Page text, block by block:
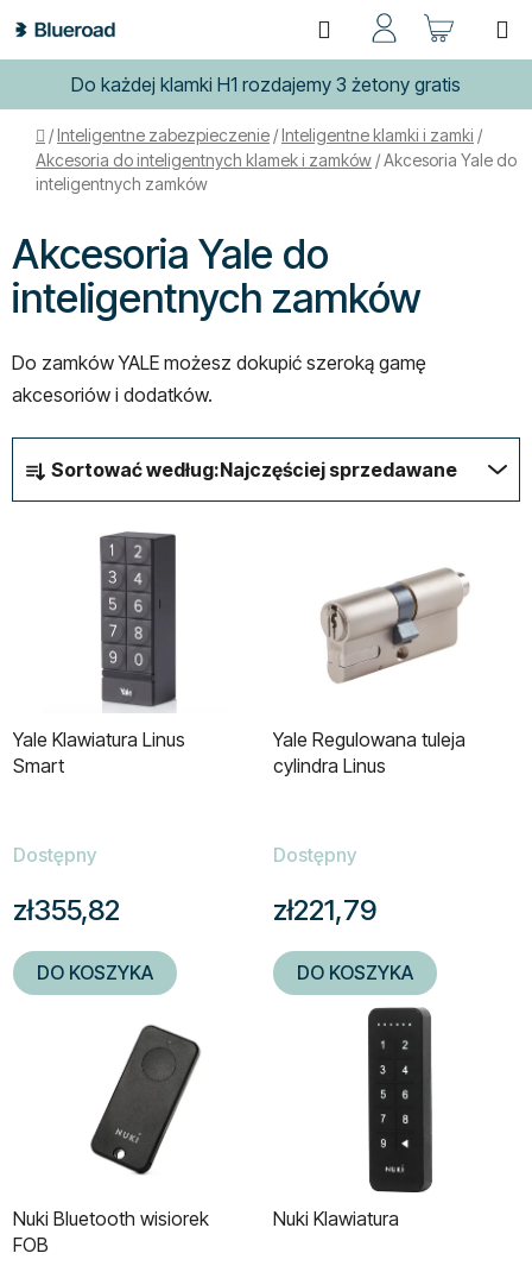
do
treści
Do każdej klamki H1 rozdajemy 3 żetony gratis
Szukaj
Home
/Inteligentne zabezpieczenie /Inteligentne klamki i zamki /
Akcesoria do inteligentnych klamek i zamków / Akcesoria Yale do
inteligentnych zamków
Akcesoria Yale do
inteligentnych zamków
Do zamków YALE możesz dokupić szeroką gamę
akcesoriów i dodatków.
o
r
e
p
d
k
ó
Sortować według:Najczęściej sprzedawane
r
o
k
ó
w
Yale Klawiatura Linus
Smart
Dostępny
zł355,82
DO KOSZYKA
Yale Regulowana tuleja
cylindra Linus
Dostępny
zł221,79
DO KOSZYKA
Nuki Bluetooth wisiorek
FOB
Nuki Klawiatura